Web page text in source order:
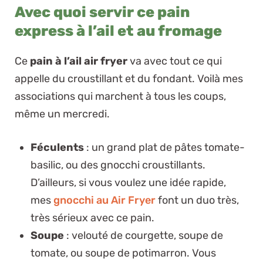
Avec quoi servir ce pain
express à l’ail et au fromage
Ce pain à l’ail air fryerva avec tout ce qui
appelle du croustillant et du fondant. Voilà mes
associations qui marchent à tous les coups,
même un mercredi.
Féculents : un grand plat de pâtes tomate-
basilic, ou des gnocchi croustillants.
D’ailleurs, si vous voulez une idée rapide,
mesgnocchi au Air Fryerfont un duo très,
très sérieux avec ce pain.
Soupe : velouté de courgette, soupe de
tomate, ou soupe de potimarron. Vous